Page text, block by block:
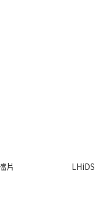
片